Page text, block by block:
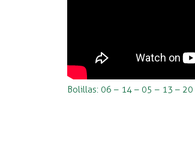
Bolillas: 06 – 14 – 05 – 13 – 20